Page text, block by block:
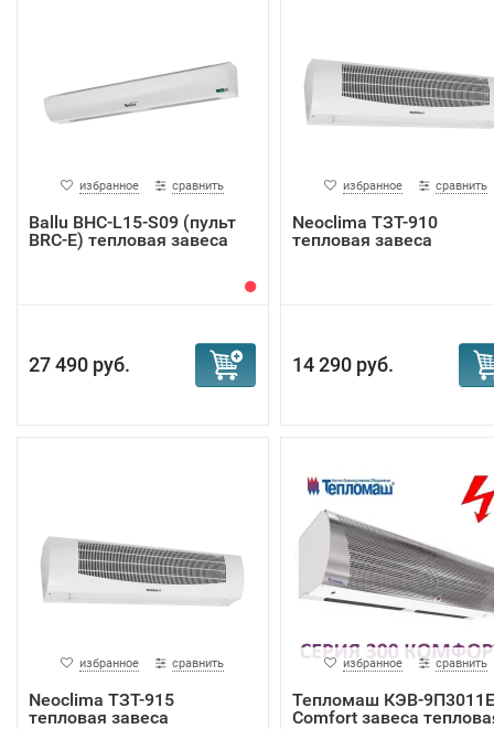
избранное сравнить
Ballu BHC-L15-S09 (пульт
BRC-E) тепловая завеса
27 490 руб.
избранное сравнить
Neoclima ТЗТ-910
тепловая завеса
14 290 руб.
избранное сравнить
Neoclima ТЗТ-915
тепловая завеса
избранное сравнить
Тепломаш КЭВ-9П3011Е
Comfort завеса